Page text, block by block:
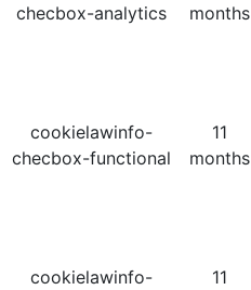
checbox-analytics
months
cookielawinfo-
checbox-functional
11
months
cookielawinfo-
11